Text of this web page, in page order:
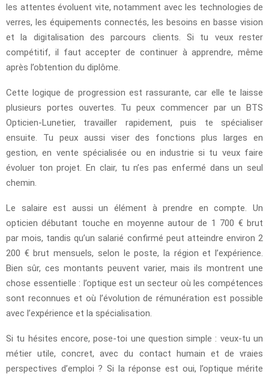
les attentes évoluent vite, notamment avec les technologies de
verres, les équipements connectés, les besoins en basse vision
et la digitalisation des parcours clients. Si tu veux rester
compétitif, il faut accepter de continuer à apprendre, même
après l’obtention du diplôme.
Cette logique de progression est rassurante, car elle te laisse
plusieurs portes ouvertes. Tu peux commencer par un BTS
Opticien-Lunetier, travailler rapidement, puis te spécialiser
ensuite. Tu peux aussi viser des fonctions plus larges en
gestion, en vente spécialisée ou en industrie si tu veux faire
évoluer ton projet. En clair, tu n’es pas enfermé dans un seul
chemin.
Le salaire est aussi un élément à prendre en compte. Un
opticien débutant touche en moyenne autour de 1 700 € brut
par mois, tandis qu’un salarié confirmé peut atteindre environ 2
200 € brut mensuels, selon le poste, la région et l’expérience.
Bien sûr, ces montants peuvent varier, mais ils montrent une
chose essentielle : l’optique est un secteur où les compétences
sont reconnues et où l’évolution de rémunération est possible
avec l’expérience et la spécialisation.
Si tu hésites encore, pose-toi une question simple : veux-tu un
métier utile, concret, avec du contact humain et de vraies
perspectives d’emploi ? Si la réponse est oui, l’optique mérite